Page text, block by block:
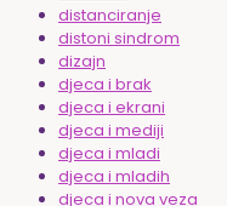
distanciranje
distoni sindrom
dizajn
djeca i brak
djeca i ekrani
djeca i mediji
djeca i mladi
djeca i mladih
djeca i nova veza